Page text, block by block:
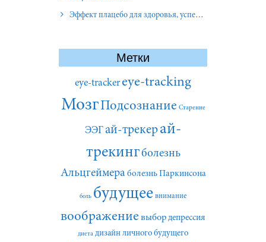
Эффект плацебо для здоровья, успеха и отношений
Метки
eye-tracker eye-tracking
МозгПодсознание Старение
ЭЭГай-трекерай-
трекингболезнь
Альцгеймера болезнь Паркинсона
боль будущее внимание
воображение выбор депрессия
диета дизайн личного будущего